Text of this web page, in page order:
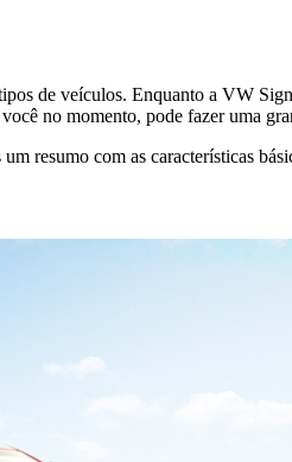
de veículos. Enquanto a VW
no momento, pode fazer uma
resumo com as características